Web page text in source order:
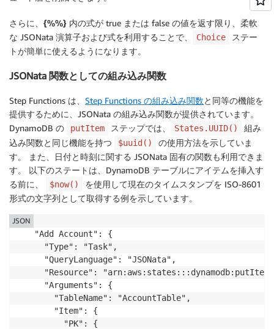
さらに、 {%%} 内の式が true または false の値を返す限り、柔軟
な JSONata 演算子および式を利用することで、
Choice
ステー
トが簡単に使えるようになります。
JSONata 関数としての組み込み関数
Step Functions は、 Step Functions の組み込み関数と同等の機能を
提供するために、JSONata の組み込み関数が提供されています。
DynamoDB の
putItem ステップでは、 States.UUID()
組み
込み関数と同じ機能を持つ
$uuid()
の使用方法を示していま
す。 また、日付と時刻に関する JSONata 固有の関数も利用できま
す。 以下のステートは、DynamoDB テーブルにアイテムを挿入す
る前に、
$now()
を使用して現在のタイムスタンプを ISO-8601
形式の文字列として取得する例を示しています。
"Add Account": {
  "Type": "Task",
  "QueryLanguage": "JSONata",
"Resource":
  "Arguments": {
    "TableName": "AccountTable",
    "Item": {
      "PK": {
JSON